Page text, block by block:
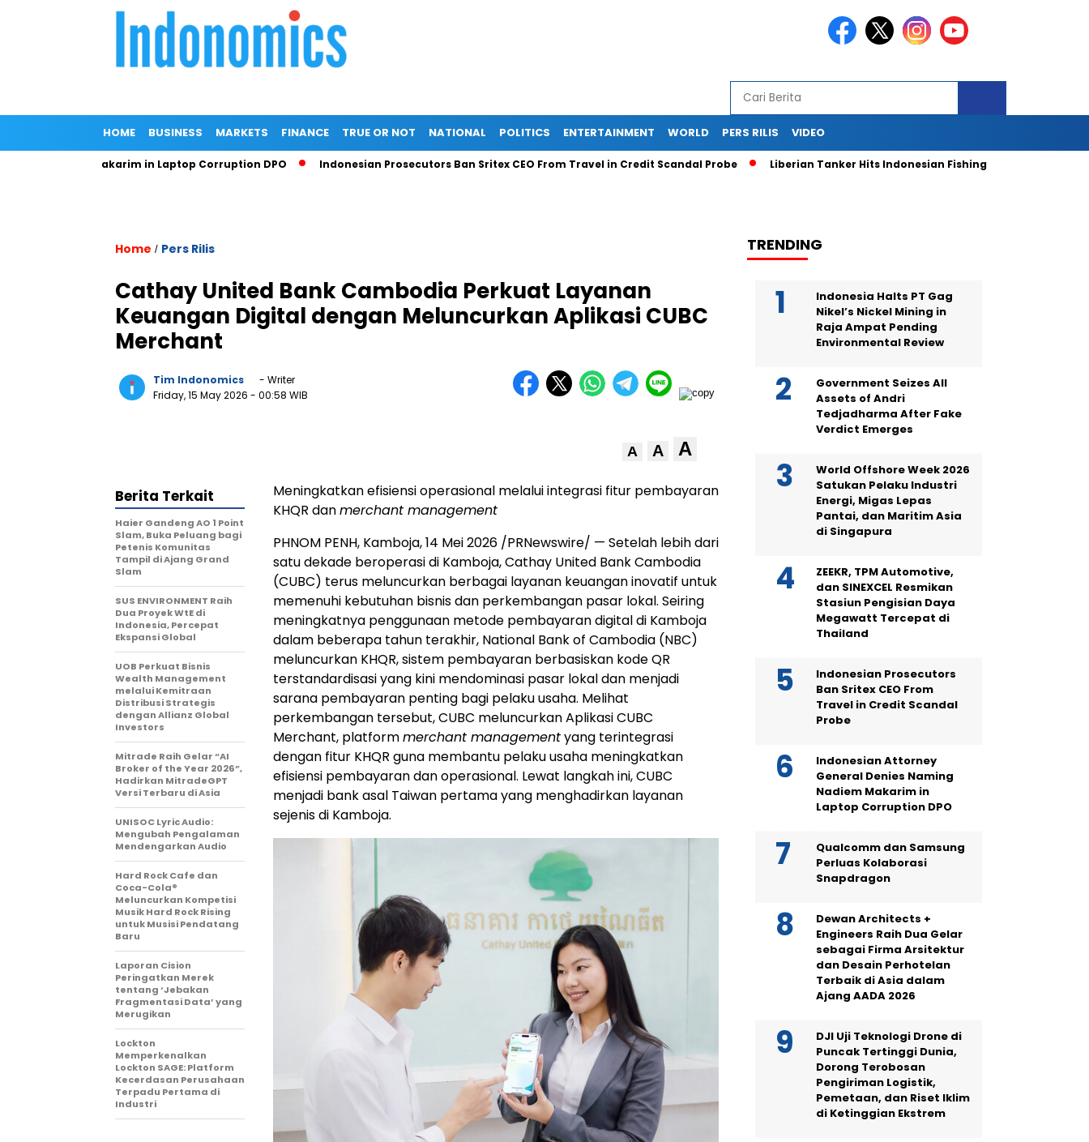
HOME BUSINESS MARKETS FINANCE TRUE OR NOT NATIONAL POLITICS ENTERTAINMENT WORLD PERS RILIS VIDEO
Makarim in Laptop Corruption DPO Indonesian Prosecutors Ban Sritex CEO From Travel in Credit Scandal Probe Liberian Tanker Hits Indonesian Fishing Boat, Fleeing After
Home / Pers Rilis
Cathay United Bank Cambodia Perkuat Layanan
Keuangan Digital dengan Meluncurkan Aplikasi CUBC
Merchant
Tim Indonomics
- Writer
Friday, 15 May 2026 - 00:58 WIB
A A A
Meningkatkan efisiensi operasional melalui integrasi fitur pembayaran
KHQR danmerchant management
PHNOM PENH, Kamboja, 14 Mei 2026 /PRNewswire/ — Setelah lebih dari
satu dekade beroperasi di Kamboja, Cathay United Bank Cambodia
(CUBC) terus meluncurkan berbagai layanan keuangan inovatif untuk
memenuhi kebutuhan bisnis dan perkembangan pasar lokal. Seiring
meningkatnya penggunaan metode pembayaran digital di Kamboja
dalam beberapa tahun terakhir, National Bank of Cambodia (NBC)
meluncurkan KHQR, sistem pembayaran berbasiskan kode QR
terstandardisasi yang kini mendominasi pasar lokal dan menjadi
sarana pembayaran penting bagi pelaku usaha. Melihat
perkembangan tersebut, CUBC meluncurkan Aplikasi CUBC
Merchant, platformmerchant managementyang terintegrasi
dengan fitur KHQR guna membantu pelaku usaha meningkatkan
efisiensi pembayaran dan operasional. Lewat langkah ini, CUBC
menjadi bank asal Taiwan pertama yang menghadirkan layanan
sejenis di Kamboja.
Berita Terkait
Haier Gandeng AO 1 Point
Slam, Buka Peluang bagi
Petenis Komunitas
Tampil di Ajang Grand
Slam
SUS ENVIRONMENT Raih
Dua Proyek WtE di
Indonesia, Percepat
Ekspansi Global
UOB Perkuat Bisnis
Wealth Management
melalui Kemitraan
Distribusi Strategis
dengan Allianz Global
Investors
Mitrade Raih Gelar “AI
Broker of the Year 2026”,
Hadirkan MitradeGPT
Versi Terbaru di Asia
UNISOC Lyric Audio:
Mengubah Pengalaman
Mendengarkan Audio
Hard Rock Cafe dan
Coca-Cola®
Meluncurkan Kompetisi
Musik Hard Rock Rising
untuk Musisi Pendatang
Baru
Laporan Cision
Peringatkan Merek
tentang ‘Jebakan
Fragmentasi Data’ yang
Merugikan
Lockton
Memperkenalkan
Lockton SAGE: Platform
Kecerdasan Perusahaan
Terpadu Pertama di
Industri
TRENDING
Indonesia Halts PT Gag
Nikel’s Nickel Mining in
Raja Ampat Pending
Environmental Review
Government Seizes All
Assets of Andri
Tedjadharma After Fake
Verdict Emerges
World Offshore Week 2026
Satukan Pelaku Industri
Energi, Migas Lepas
Pantai, dan Maritim Asia
di Singapura
ZEEKR, TPM Automotive,
dan SINEXCEL Resmikan
Stasiun Pengisian Daya
Megawatt Tercepat di
Thailand
Indonesian Prosecutors
Ban Sritex CEO From
Travel in Credit Scandal
Probe
Indonesian Attorney
General Denies Naming
Nadiem Makarim in
Laptop Corruption DPO
Qualcomm dan Samsung
Perluas Kolaborasi
Snapdragon
Dewan Architects +
Engineers Raih Dua Gelar
sebagai Firma Arsitektur
dan Desain Perhotelan
Terbaik di Asia dalam
Ajang AADA 2026
DJI Uji Teknologi Drone di
Puncak Tertinggi Dunia,
Dorong Terobosan
Pengiriman Logistik,
Pemetaan, dan Riset Iklim
di Ketinggian Ekstrem